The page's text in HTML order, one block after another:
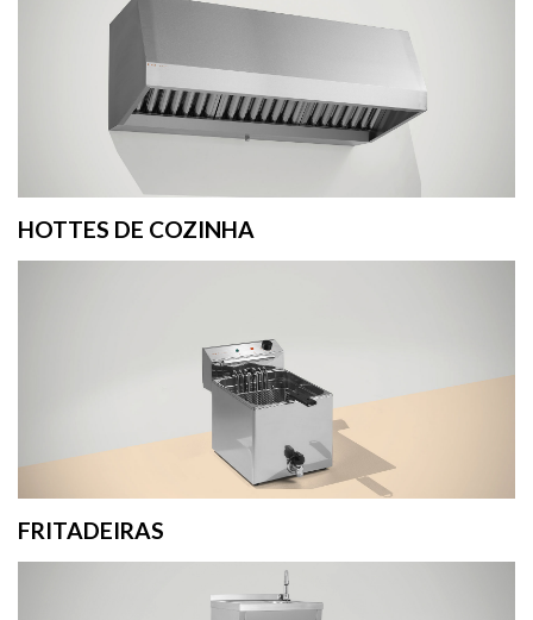
HOTTES DE COZINHA
FRITADEIRAS